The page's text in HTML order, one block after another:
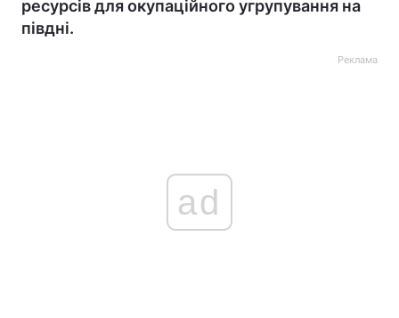
ресурсів для окупаційного угрупування на
півдні.
Реклама
ad